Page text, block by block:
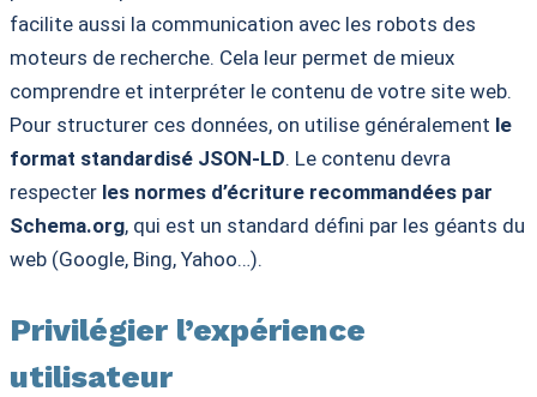
facilite aussi la communication avec les robots des
moteurs de recherche. Cela leur permet de mieux
comprendre et interpréter le contenu de votre site web.
Pour structurer ces données, on utilise généralement le
format standardisé JSON-LD. Le contenu devra
respecter les normes d’écriture recommandées par
Schema.org, qui est un standard défini par les géants du
web (Google, Bing, Yahoo…).
Privilégier l’expérience
utilisateur